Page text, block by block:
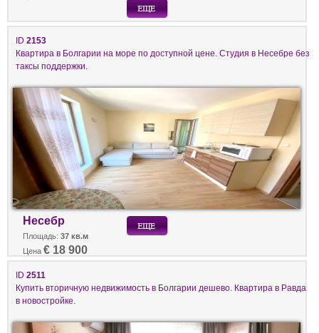
ID 2153
Квартира в Болгарии на море по доступной цене. Студия в Несебре без
таксы поддержки.
Несебр
Площадь: 37 кв.м
Цена € 18 900
ID 2511
Купить вторичную недвижимость в Болгарии дешево. Квартира в Равда
в новостройке.